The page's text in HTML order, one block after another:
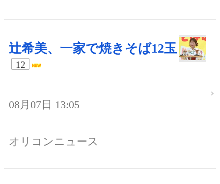
辻希美、一家で焼きそば12玉
12
08月07日 13:05
オリコンニュース